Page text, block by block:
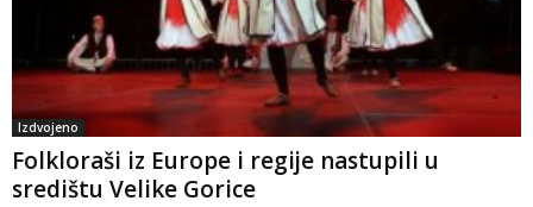
Izdvojeno
Folkloraši iz Europe i regije nastupili u
središtu Velike Gorice